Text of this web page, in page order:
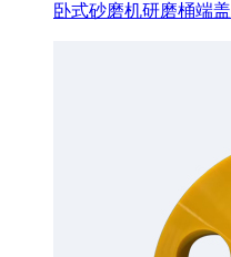
卧式砂磨机研磨桶端盖